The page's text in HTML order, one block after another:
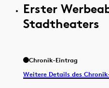
Erster
Stadtheaters
Chronik-Eintrag
Weitere Details des